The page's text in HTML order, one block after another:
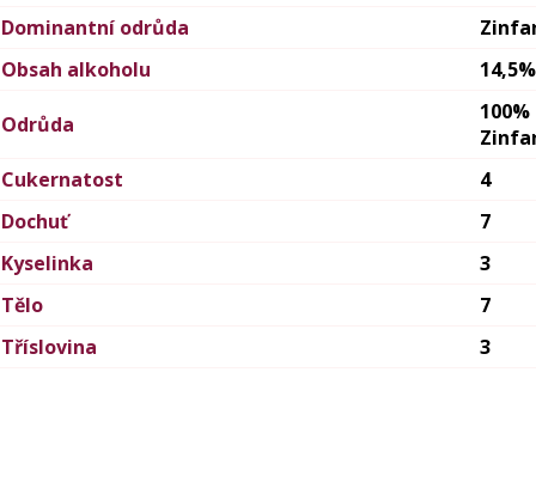
Dominantní odrůda
Obsah alkoholu
14,5%
Odrůda
100%
Cukernatost
4
Dochuť
7
Kyselinka
3
Tělo
7
Tříslovina
3